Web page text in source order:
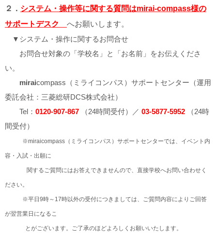
２． システム・操作等に関する質問はmirai-compass様の
サポートデスク へお願いします。
▼システム・操作に関するお問合せ
お問合せ対象の「学校名」と「お名前」をお伝えくださ
い。
miraicompass（ミライコンパス）サポートセンター（運用
委託会社：三菱総研DCS株式会社）
Tel： 0120-907-867 （24時間受付）／ 03-5877-5952
（24時
間受付）
※miraicompass（ミライコンパス）サポートセンターでは、イベント内
容・入試・出願に
関するご質問にはお答えできませんので、直接学校へお問い合わせく
ださい。
※平日9時～17時以外の受付につきましては、ご質問内容によりご回答
が翌営業日になるこ
とがございます。ご了承のほどよろしくお願いいたします。